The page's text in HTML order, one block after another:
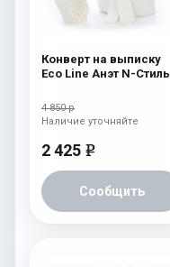
Конверт на выписку
Eco Line Анэт N-Стиль
4 850 р
2 425 e
Сообщить
Наличие уточняйте